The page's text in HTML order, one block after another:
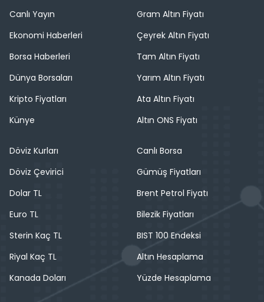
Canlı Yayın
Ekonomi Haberleri
Borsa Haberleri
Dünya Borsaları
Kripto Fiyatları
Künye
Gram Altın Fiyatı
Çeyrek Altın Fiyatı
Tam Altın Fiyatı
Yarım Altın Fiyatı
Ata Altın Fiyatı
Altın ONS Fiyatı
Döviz Kurları
Döviz Çevirici
Dolar TL
Euro TL
Sterin Kaç TL
Riyal Kaç TL
Kanada Doları
Canlı Borsa
Gümüş Fiyatları
Brent Petrol Fiyatı
Bilezik Fiyatları
BIST 100 Endeksi
Altın Hesaplama
Yüzde Hesaplama